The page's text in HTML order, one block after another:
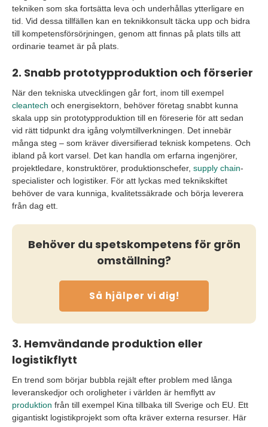
tekniken som ska fortsätta leva och underhållas ytterligare en
tid. Vid dessa tillfällen kan en teknikkonsult täcka upp och bidra
till kompetensförsörjningen, genom att finnas på plats tills att
ordinarie teamet är på plats.
2. Snabb prototypproduktion och förserier
När den tekniska utvecklingen går fort, inom till exempel
cleantech och energisektorn, behöver företag snabbt kunna
skala upp sin prototypproduktion till en föreserie för att sedan
vid rätt tidpunkt dra igång volymtillverkningen. Det innebär
många steg – som kräver diversifierad teknisk kompetens. Och
ibland på kort varsel. Det kan handla om erfarna ingenjörer,
projektledare, konstruktörer, produktionschefer, supply chain-
specialister och logistiker. För att lyckas med teknikskiftet
behöver de vara kunniga, kvalitetssäkrade och börja leverera
från dag ett.
Behöver du spetskompetens för grön
omställning?
Så hjälper vi dig!
3. Hemvändande produktion eller
logistikflytt
En trend som börjar bubbla rejält efter problem med långa
leveranskedjor och oroligheter i världen är hemflytt av
produktion från till exempel Kina tillbaka till Sverige och EU. Ett
gigantiskt logistikprojekt som ofta kräver externa resurser. Här